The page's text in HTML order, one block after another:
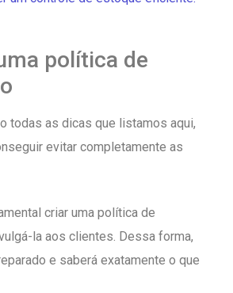
política de
todas as dicas que listamos aqui,
evitar completamente as
criar uma política de
la aos clientes. Dessa forma,
e saberá exatamente o que